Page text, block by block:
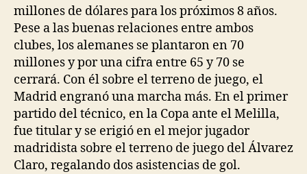
millones de dólares para los próximos 8 años.
Pese a las buenas relaciones entre ambos
clubes, los alemanes se plantaron en 70
millones y por una cifra entre 65 y 70 se
cerrará. Con él sobre el terreno de juego, el
Madrid engranó una marcha más. En el primer
partido del técnico, en la Copa ante el Melilla,
fue titular y se erigió en el mejor jugador
madridista sobre el terreno de juego del Álvarez
Claro, regalando dos asistencias de gol.